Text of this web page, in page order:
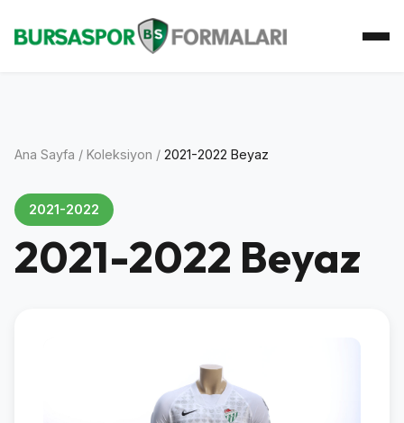
Koleksiyon
Ana Sayfa / Koleksiyon / 2021-2022 Beyaz
2021-2022
2021-2022 Beyaz